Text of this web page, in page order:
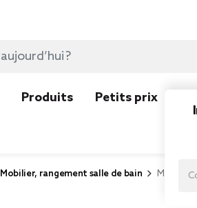
Produits Petits prix
Mobilier, rangement salle de bain Meuble